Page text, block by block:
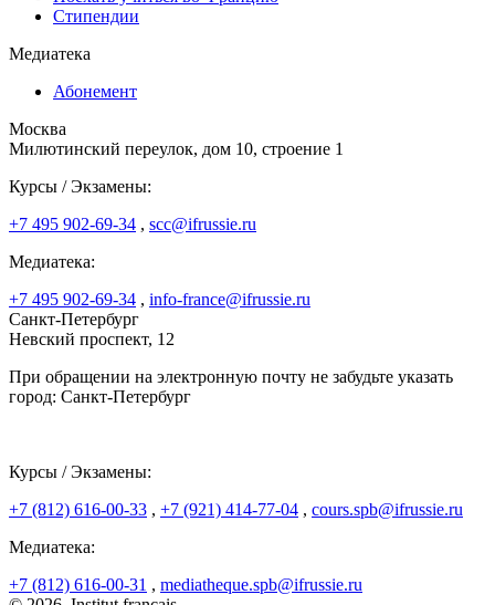
Стипендии
Медиатека
Абонемент
Москва
Милютинский переулок, дом 10, строение 1
Курсы / Экзамены:
+7 495 902-69-34 , scc@ifrussie.ru
Медиатека:
+7 495 902-69-34 , info-france@ifrussie.ru
Санкт-Петербург
Невский проспект, 12
При обращении на электронную почту не забудьте указать
город: Санкт-Петербург
Курсы / Экзамены:
+7 (812) 616-00-33 , +7 (921) 414-77-04 , cours.spb@ifrussie.ru
Медиатека:
+7 (812) 616-00-31 , mediatheque.spb@ifrussie.ru